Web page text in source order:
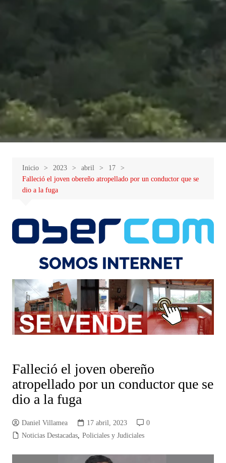
Inicio 2023 abril
17
Falleció el joven obereño atropellado por un conductor que se
dio a la fuga
Falleció el joven obereño
atropellado por un conductor que se
dio a la fuga
Daniel Villamea 17 abril, 2023
0
Noticias Destacadas, Policiales y Judiciales